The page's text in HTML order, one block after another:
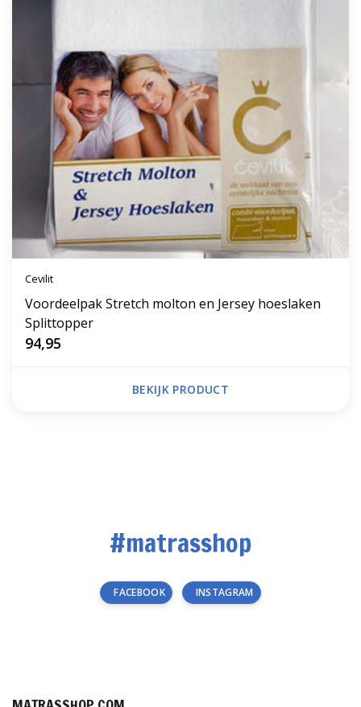
Cevilit
Voordeelpak Stretch molton en Jersey hoeslaken
Splittopper
94,95
BEKIJK PRODUCT
#matrasshop
FACEBOOK INSTAGRAM